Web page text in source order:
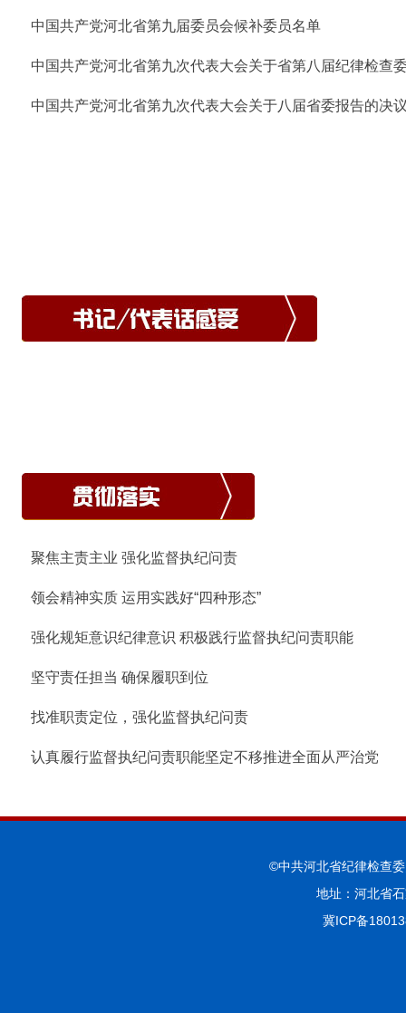
中国共产党河北省第九届委员会候补委员名单
中国共产党河北省第九次代表大会关于省第八届纪律检查
中国共产党河北省第九次代表大会关于八届省委报告的决
聚焦主责主业 强化监督执纪问责
领会精神实质 运用实践好“四种形态”
强化规矩意识纪律意识 积极践行监督执纪问责职能
坚守责任担当 确保履职到位
找准职责定位，强化监督执纪问责
认真履行监督执纪问责职能坚定不移推进全面从严治党
©中共河北省纪律检
地址：河北省
冀ICP备